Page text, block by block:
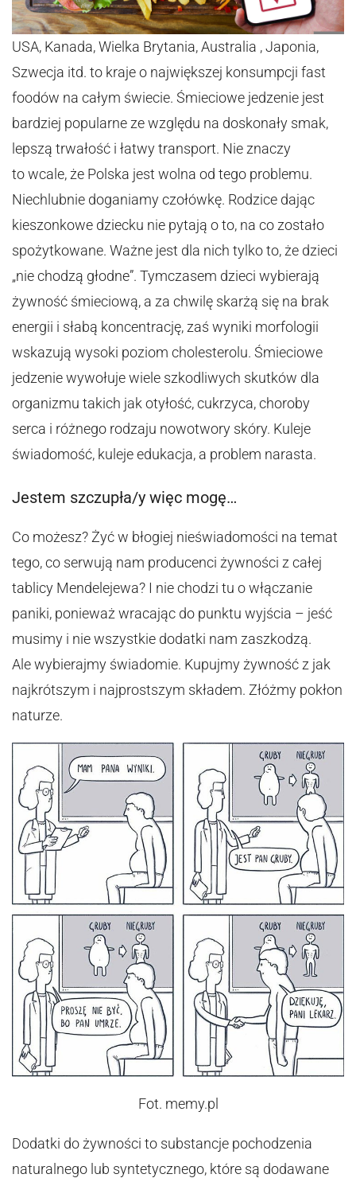
USA, Kanada, Wielka Brytania, Australia , Japonia,
Szwecja itd. to kraje o największej konsumpcji fast
foodów na całym świecie. Śmieciowe jedzenie jest
bardziej popularne ze względu na doskonały smak,
lepszą trwałość i łatwy transport. Nie znaczy
to wcale, że Polska jest wolna od tego problemu.
Niechlubnie doganiamy czołówkę. Rodzice dając
kieszonkowe dziecku nie pytają o to, na co zostało
spożytkowane. Ważne jest dla nich tylko to, że dzieci
„nie chodzą głodne”. Tymczasem dzieci wybierają
żywność śmieciową, a za chwilę skarżą się na brak
energii i słabą koncentrację, zaś wyniki morfologii
wskazują wysoki poziom cholesterolu. Śmieciowe
jedzenie wywołuje wiele szkodliwych skutków dla
organizmu takich jak otyłość, cukrzyca, choroby
serca i różnego rodzaju nowotwory skóry. Kuleje
świadomość, kuleje edukacja, a problem narasta.
Jestem szczupła/y więc mogę…
Co możesz? Żyć w błogiej nieświadomości na temat
tego, co serwują nam producenci żywności z całej
tablicy Mendelejewa? I nie chodzi tu o włączanie
paniki, ponieważ wracając do punktu wyjścia – jeść
musimy i nie wszystkie dodatki nam zaszkodzą.
Ale wybierajmy świadomie. Kupujmy żywność z jak
najkrótszym i najprostszym składem. Złóżmy pokłon
naturze.
Fot. memy.pl
Dodatki do żywności to substancje pochodzenia
naturalnego lub syntetycznego, które są dodawane